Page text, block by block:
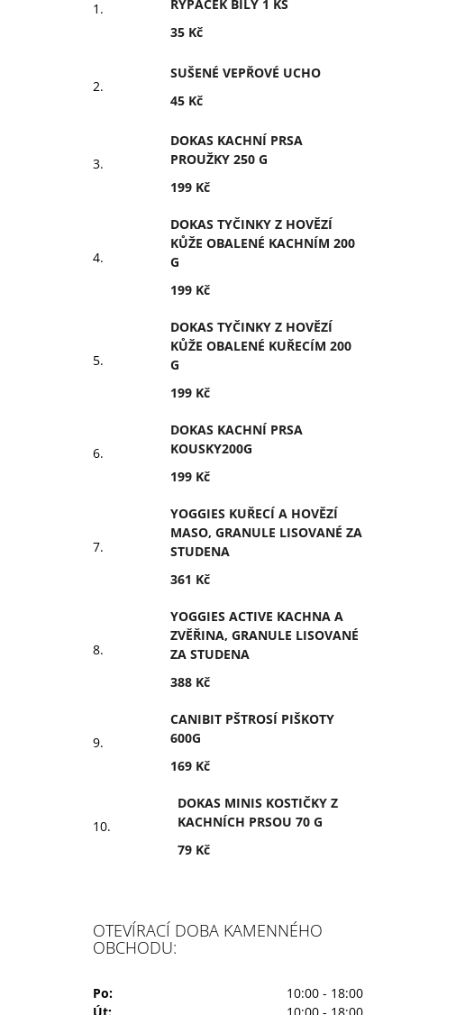
RYPÁČEK BÍLÝ 1 KS
35 Kč
SUŠENÉ VEPŘOVÉ UCHO
45 Kč
DOKAS KACHNÍ PRSA
PROUŽKY 250 G
199 Kč
DOKAS TYČINKY Z HOVĚZÍ
KŮŽE OBALENÉ KACHNÍM 200
G
199 Kč
DOKAS TYČINKY Z HOVĚZÍ
KŮŽE OBALENÉ KUŘECÍM 200
G
199 Kč
DOKAS KACHNÍ PRSA
KOUSKY200G
199 Kč
YOGGIES KUŘECÍ A HOVĚZÍ
MASO, GRANULE LISOVANÉ ZA
STUDENA
361 Kč
YOGGIES ACTIVE KACHNA A
ZVĚŘINA, GRANULE LISOVANÉ
ZA STUDENA
388 Kč
CANIBIT PŠTROSÍ PIŠKOTY
600G
169 Kč
DOKAS MINIS KOSTIČKY Z
KACHNÍCH PRSOU 70 G
79 Kč
OTEVÍRACÍ DOBA KAMENNÉHO
OBCHODU:
Po:
10:00 - 18:00